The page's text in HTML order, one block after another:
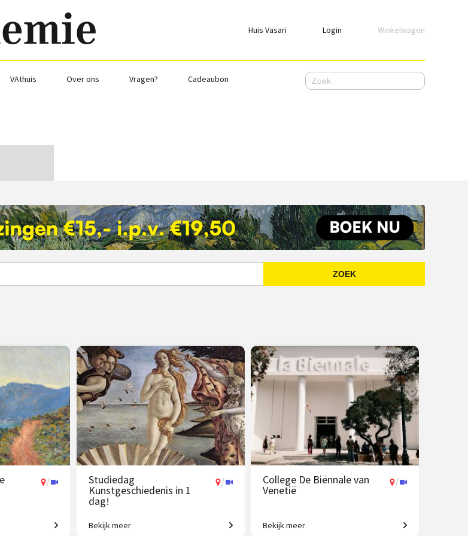
Huis Vasari Login
Login
Emailadres
Nog geen account, meld jehier aan.
Winkelwagen
VAthuis Over ons Vragen? Cadeaubon
ZOEK
/ Studiedag
Kunstgeschiedenis in 1
dag!
/
Uitdagende expeditie van Grieken tot
Bekijk meer
College De Biënnale van
Venetië
/
Een geweldig aanbod aan
Bekijk meer